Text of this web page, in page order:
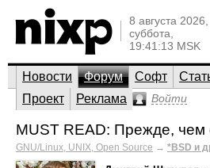
8 августа 2026,
суббота,
19:41:13 MSK
Новости Форум Софт
Проект
Реклама Войти
MUST READ: Прежде, чем
GNU/Linux, UNIX, Open Source → *BSD и